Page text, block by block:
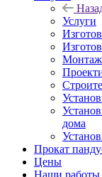
Услуги
Монтаж
дома
Прокат
Цены
Наши работы